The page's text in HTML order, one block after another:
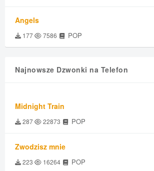
Angels
177 7586 POP
Najnowsze Dzwonki na Telefon
Midnight Train
287 22873 POP
Zwodzisz mnie
223 16264 POP